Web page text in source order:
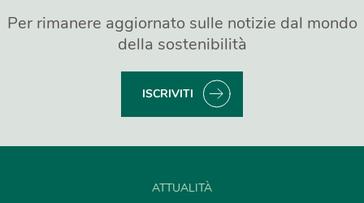
Per rimanere aggiornato sulle notizie dal mondo
della sostenibilità
ISCRIVITI
ATTUALITÀ